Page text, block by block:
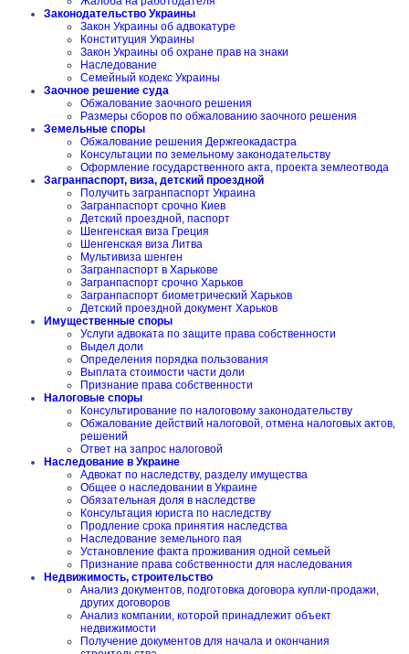
Законодательство Украины
Закон Украины об адвокатуре
Конституция Украины
Закон Украины об охране прав на знаки
Наследование
Семейный кодекс Украины
Заочное решение суда
Обжалование заочного решения
Размеры сборов по обжалованию заочного решения
Земельные споры
Обжалование решения Держгеокадастра
Консультации по земельному законодательству
Оформление государственного акта, проекта землеотвода
Загранпаспорт, виза, детский проездной
Получить загранпаспорт Украина
Загранпаспорт срочно Киев
Детский проездной, паспорт
Шенгенская виза Греция
Шенгенская виза Литва
Мультивиза шенген
Загранпаспорт в Харькове
Загранпаспорт срочно Харьков
Загранпаспорт биометрический Харьков
Детский проездной документ Харьков
Имущественные споры
Услуги адвоката по защите права собственности
Выдел доли
Определения порядка пользования
Выплата стоимости части доли
Признание права собственности
Налоговые споры
Консультирование по налоговому законодательству
Обжалование действий налоговой, отмена налоговых актов,
решений
Ответ на запрос налоговой
Наследование в Украине
Адвокат по наследству, разделу имущества
Общее о наследовании в Украине
Обязательная доля в наследстве
Консультация юриста по наследству
Продление срока принятия наследства
Наследование земельного пая
Установление факта проживания одной семьей
Признание права собственности для наследования
Недвижимость, строительство
Анализ документов, подготовка договора купли-продажи,
других договоров
Анализ компании, которой принадлежит объект
недвижимости
Получение документов для начала и окончания